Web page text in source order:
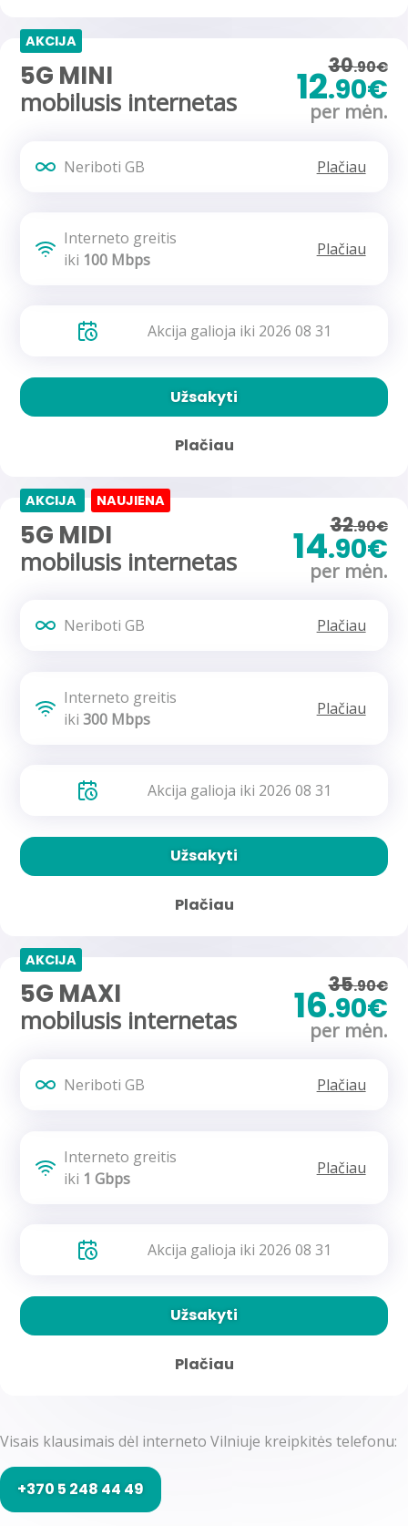
AKCIJA
5G MINI
mobilusis internetas
30.90€
12.90€
per mėn.
Neriboti GB Plačiau
Interneto greitis
iki 100 Mbps
Plačiau
Akcija galioja iki 2026 08 31
Užsakyti
Plačiau
AKCIJA NAUJIENA
5G MIDI
mobilusis internetas
32.90€
14.90€
per mėn.
Neriboti GB Plačiau
Interneto greitis
iki300 Mbps
Plačiau
Akcija galioja iki 2026 08 31
Užsakyti
Plačiau
AKCIJA
5G MAXI
mobilusis internetas
35.90€
16.90€
per mėn.
Neriboti GB Plačiau
Interneto greitis
iki 1 Gbps
Plačiau
Akcija galioja iki 2026 08 31
Užsakyti
Plačiau
Visais klausimais dėl interneto Vilniuje kreipkitės telefonu:
+370 5 248 44 49